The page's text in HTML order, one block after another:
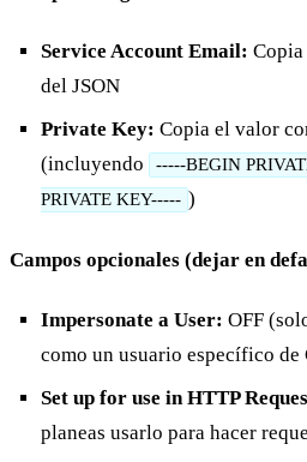
Service Account Email:
del JSON
Private Key: Copia el valor
(incluyendo -----BEGIN
PRIVATE KEY----- )
Campos opcionales (dejar en
Impersonate a User: OFF
como un usuario específico de
Set up for use in HTTP
planeas usarlo para hacer